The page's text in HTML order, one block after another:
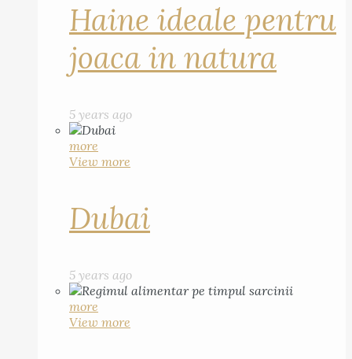
Haine ideale pentru
joaca in natura
5 years ago
more
View more
Dubai
5 years ago
more
View more